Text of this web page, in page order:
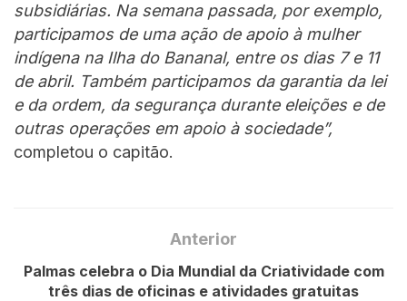
subsidiárias. Na semana passada, por exemplo,
participamos de uma ação de apoio à mulher
indígena na Ilha do Bananal, entre os dias 7 e 11
de abril. Também participamos da garantia da lei
e da ordem, da segurança durante eleições e de
outras operações em apoio à sociedade”,
completou o capitão.
Anterior
Palmas celebra o Dia Mundial da Criatividade com
três dias de oficinas e atividades gratuitas